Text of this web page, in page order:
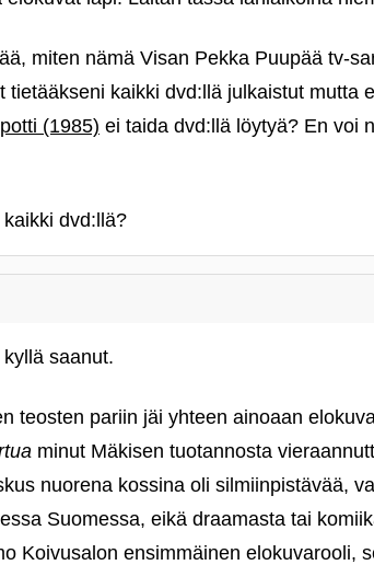
miten nämä Visan Pekka Puupää tv-
tietääkseni kaikki dvd:llä julkaistut mutta
(1985) ei taida dvd:llä löytyä? En voi
dvd:llä?
saanut.
teosten pariin jäi yhteen ainoaan
minut Mäkisen tuotannosta
nuorena kossina oli silmiinpistävää,
Suomessa, eikä draamasta tai
Koivusalon ensimmäinen elokuvarooli,